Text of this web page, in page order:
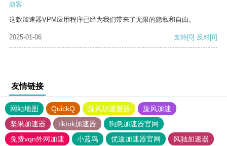
游客
这款加速器VPM应用程序已经为我们带来了无限的隐私和自由。
2025-01-06 支持[0] 反对[0]
友情链接
网站地图 QuickQ 旋风加速度器
旋风加速
坚果加速器
tiktok加速器
狗急加速器官网
免费vqn外网加速
小蓝鸟 优途加速器官网
风驰加速器